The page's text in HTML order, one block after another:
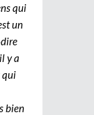
qui
un
y a
qui
bien